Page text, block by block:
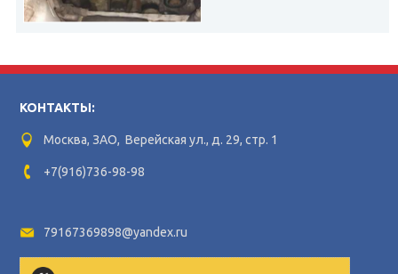
КОНТАКТЫ:
Москва, ЗАО, Верейская ул., д. 29, стр. 1
+7(916)736-98-98
79167369898@yandex.ru